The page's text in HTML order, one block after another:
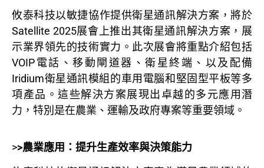
攸泰科技以敏捷協作提供衛星通訊解決方案，將於
Satellite 2025展會上推出其衛星通訊解決方案，展
示業界領先的技術實力。此次展會將重點介紹包括
VOIP電話、移動閘道器、衛星終端、以及配備
Iridium衛星通訊模組的車用電腦和堅固型平板等多
項產品。這些解決方案展現出卓越的多元應用潛
力，特別是在農業、運輸及政府專案等重要領域。
>>農業應用：提升生產效率與決策能力